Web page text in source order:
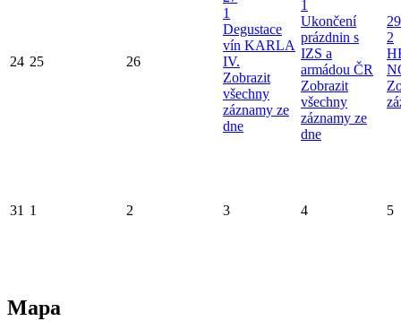
24 25 26
1
Degustace
vín KARLA
IV.
Zobrazit
všechny
záznamy ze
dne
1
Ukončení
prázdnin s
IZS a
armádou ČR
Zobrazit
všechny
záznamy ze
dne
29
2
31 1 2 3 4 5
Mapa